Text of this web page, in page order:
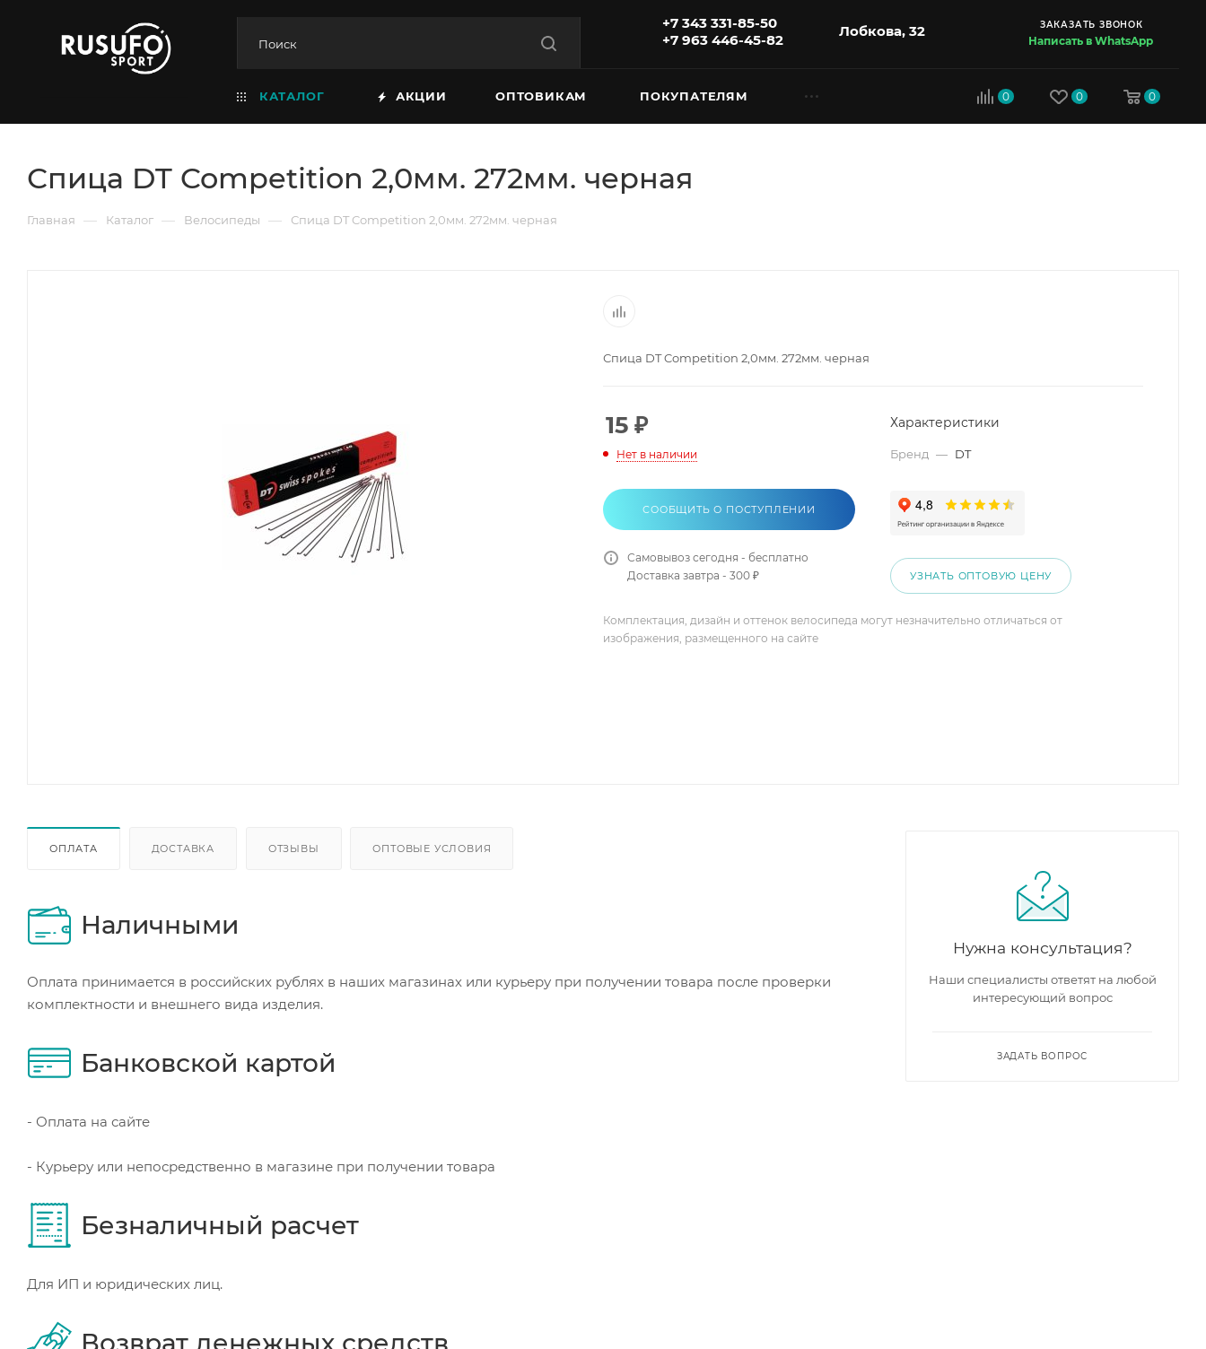
+7 343 331-85-50
+7 963 446-45-82
Лобкова, 32 ЗАКАЗАТЬ ЗВОНОК
Написать в WhatsApp
0 0 0
КАТАЛОГ АКЦИИ ОПТОВИКАМ ПОКУПАТЕЛЯМ
Спица DT Competition 2,0мм. 272мм. черная
Главная — Каталог — Велосипеды — Спица DT Competition 2,0мм. 272мм. черная
Спица DT Competition 2,0мм. 272мм. черная
15 ₽
Нет в наличии
СООБЩИТЬ О ПОСТУПЛЕНИИ
Самовывоз сегодня - бесплатно
Доставка завтра - 300 ₽
Характеристики
Бренд — DT
УЗНАТЬ ОПТОВУЮ ЦЕНУ
Комплектация, дизайн и оттенок велосипеда могут незначительно отличаться от
изображения, размещенного на сайте
ОПЛАТА ДОСТАВКА ОТЗЫВЫ ОПТОВЫЕ УСЛОВИЯ
Наличными
Оплата принимается в российских рублях в наших магазинах или курьеру при получении товара после проверки
комплектности и внешнего вида изделия.
Банковской картой
- Оплата на сайте
- Курьеру или непосредственно в магазине при получении товара
Безналичный расчет
Для ИП и юридических лиц.
Нужна консультация?
Наши специалисты ответят на любой
интересующий вопрос
ЗАДАТЬ ВОПРОС